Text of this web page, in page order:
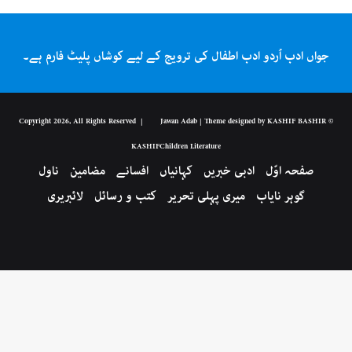
جواں ادب اُردو ادب اطفال کی ترویج کے لیے کوشاں پلیٹ فارم ہے۔
© Copyright 2026, All Rights Reserved |
Jawan Adab | Theme designed by KASHIF BASHIR
KASHIFChildren Literature
صفحہ اوّل ادبی خبریں کہانیاں افسانے مضامین
ناول
گوہر نایاب
میری پہلی تحریر کتب و رسائل لائبریری